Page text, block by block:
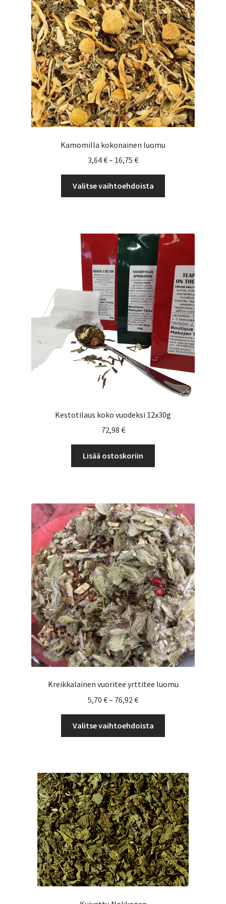
Kamomilla kokonainen luomu
3,64€– 16,75 €Hintaluokka:
3,64 €
-
16,75 €
Valitse vaihtoehdoista
Voit
valinnat
tuotteen
sivulla.
Kestotilaus koko vuodeksi 12x30g
72,98 €
Lisää ostoskoriin
Kreikkalainen vuoritee yrttitee luomu
5,70 €– 76,92€Hintaluokka:
5,70 €
-
76,92 €
Valitse vaihtoehdoista
muunnelma.
Voit
tehdä
valinnat
tuotteen
sivulla.